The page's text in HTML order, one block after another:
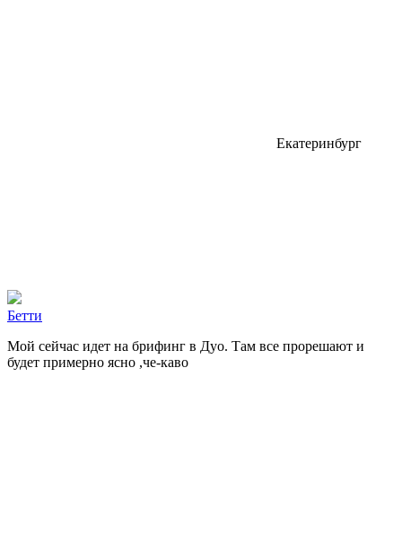
Екатеринбург
Бeтти
Мой сейчас идет на брифинг в Дуо. Там все прорешают и
будет примерно ясно ,че-каво